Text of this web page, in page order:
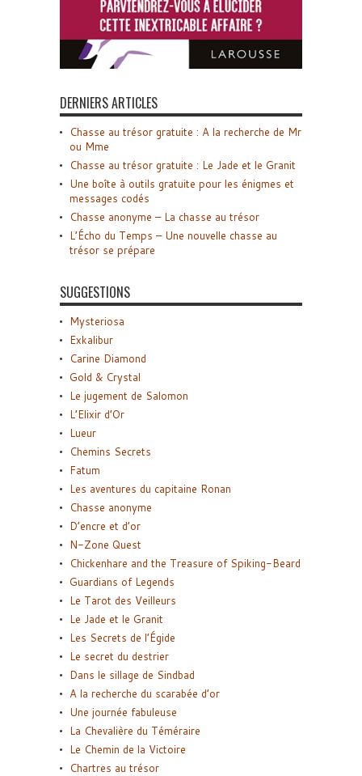
DERNIERS ARTICLES
Chasse au trésor gratuite : A la recherche de Mr
ou Mme
Chasse au trésor gratuite : Le Jade et le Granit
Une boîte à outils gratuite pour les énigmes et
messages codés
Chasse anonyme – La chasse au trésor
L’Écho du Temps – Une nouvelle chasse au
trésor se prépare
SUGGESTIONS
Mysteriosa
Exkalibur
Carine Diamond
Gold & Crystal
Le jugement de Salomon
L’Elixir d’Or
Lueur
Chemins Secrets
Fatum
Les aventures du capitaine Ronan
Chasse anonyme
D’encre et d’or
N-Zone Quest
Chickenhare and the Treasure of Spiking-Beard
Guardians of Legends
Le Tarot des Veilleurs
Le Jade et le Granit
Les Secrets de l’Égide
Le secret du destrier
Dans le sillage de Sindbad
A la recherche du scarabée d’or
Une journée fabuleuse
La Chevalière du Téméraire
Le Chemin de la Victoire
Chartres au trésor